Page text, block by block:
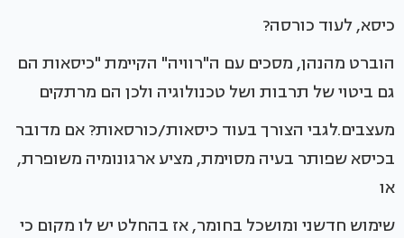
כיסא, לעוד כורסה?
הוברט מהנהן, מסכים עם ה"רוויה" הקיימת "כיסאות הם
גם ביטוי של תרבות ושל טכנולוגיה ולכן הם מרתקים
מעצבים.לגבי הצורך בעוד כיסאות/כורסאות? אם מדובר
בכיסא שפותר בעיה מסוימת, מציע ארגונומיה משופרת,
או
שימוש חדשני ומושכל בחומר, אז בהחלט יש לו מקום כי